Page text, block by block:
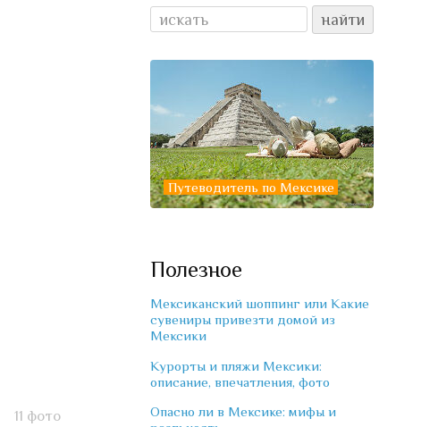
11 фото
Путеводитель по Мексике
Полезное
Мексиканский шоппинг или Какие
сувениры привезти домой из
Мексики
Курорты и пляжи Мексики:
описание, впечатления, фото
Опасно ли в Мексике: мифы и